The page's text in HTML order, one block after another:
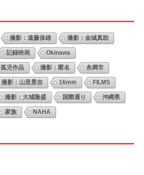
撮影：遠藤保雄 撮影：金城真助
記録映画 Okinawa
孤児作品 撮影：匿名 糸満市
撮影：山里景吉 16mm FILMS
撮影：大城隆盛 国際通り 沖縄県
家族 NAHA